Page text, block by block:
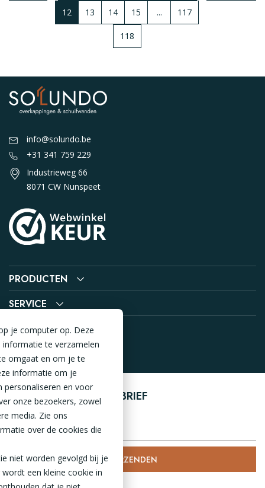
12 13 14 15 ... 117
118
info@solundo.be
+31 341 759 229
Industrieweg 66
8071 CW Nunspeet
PRODUCTEN
SERVICE
AANMELDEN NIEUWSBRIEF
VERZENDEN
je computer op. Deze
te verzamelen
omgaat en om je te
informatie om je
personaliseren en voor
onze bezoekers, zowel
media. Zie ons
over de cookies die
niet worden gevolgd bij je
een kleine cookie in